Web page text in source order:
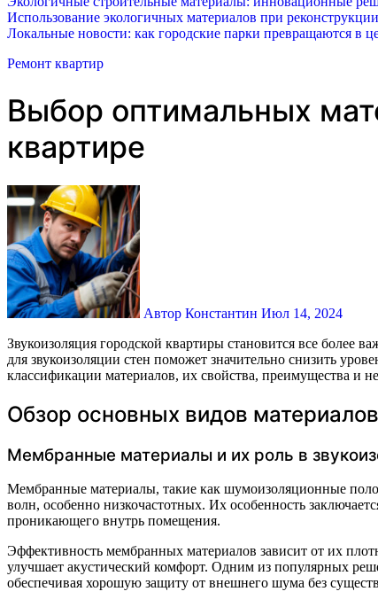
Использование экологичных материалов при
Локальные новости: как городские парки превращаются в
Ремонт квартир
Выбор оптимальных
квартире
Автор Константин Июл 14, 2024
Звукоизоляция городской квартиры становится все более важным аспектом комфортного проживания, особенно в условиях интенсивного городского шума. Правильный выбор материалов
для звукоизоляции стен поможет значительно снизить
классификации материалов, их свойства, преимущества и
Обзор основных видов
Мембранные материалы и их роль в
Мембранные материалы, такие как шумоизоляционные
волн, особенно низкочастотных. Их особенность
проникающего внутрь помещения.
Эффективность мембранных материалов зависит от их
улучшает акустический комфорт. Одним из популярных
обеспечивая хорошую защиту от внешнего шума без